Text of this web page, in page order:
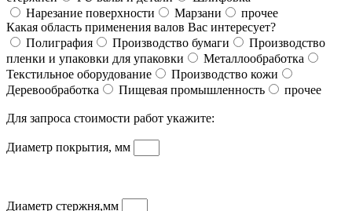
Нарезание поверхности
Марзани
прочее
Какая область применения валов Вас интересует?
Полиграфия
Производство бумаги
Производство
пленки и упаковки для упаковки
Металлообработка
Текстильное оборудование
Производство кожи
Деревообработка
Пищевая промышленность прочее
Для запроса стоимости работ укажите:
Диаметр покрытия, мм
Диаметр стержня,мм